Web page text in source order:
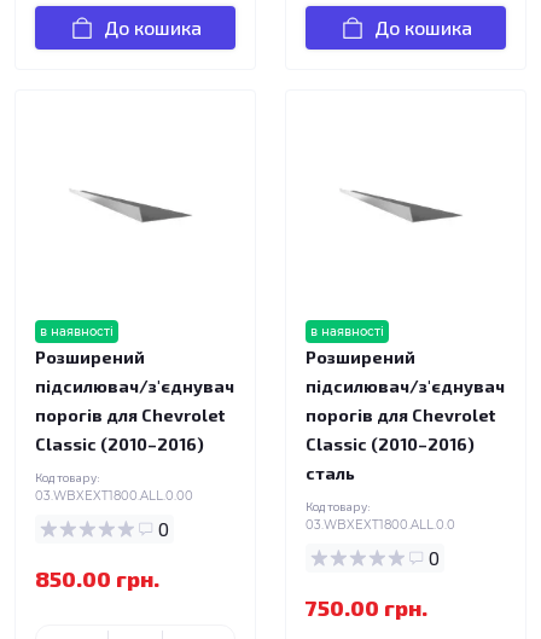
До кошика До кошика
в наявності
Розширений
підсилювач/з'єднувач
порогів для Chevrolet
Classic (2010–2016)
Код товару:
03.WBXEXT1800.ALL.0.00
0
850.00 грн.
в наявності
Розширений
підсилювач/з'єднувач
порогів для Chevrolet
Classic (2010–2016)
сталь
Код товару:
03.WBXEXT1800.ALL.0.0
0
750.00 грн.